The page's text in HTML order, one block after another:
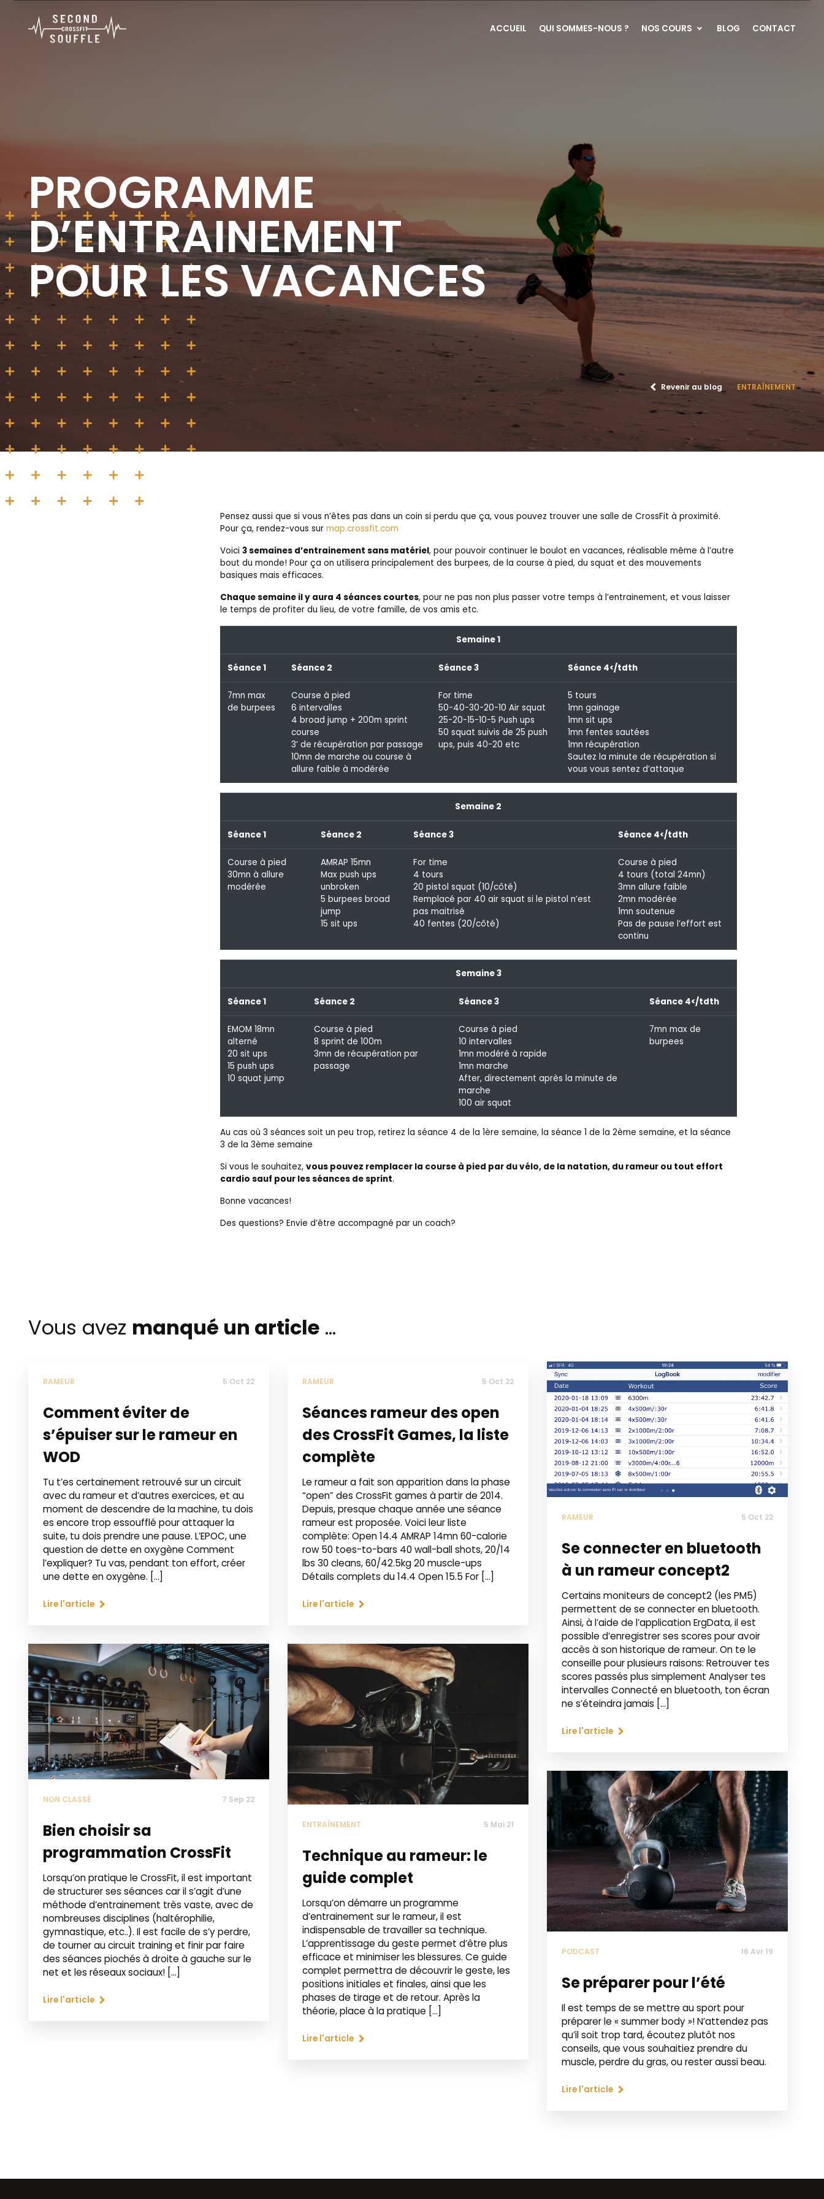
ACCUEIL QUI SOMMES-NOUS ? NOS COURS BLOG CONTACT
PROGRAMME
D’ENTRAINEMENT
POUR LES VACANCES
Revenir au blog ENTRAÎNEMENT
Pensez aussi que si vous n’êtes pas dans un coin si perdu que ça, vous pouvez trouver une salle de CrossFit à proximité.
Pour ça, rendez-vous sur map.crossfit.com
Voici 3 semaines d’entrainement sans matériel, pour pouvoir continuer le boulot en vacances, réalisable même à l’autre
bout du monde! Pour ça on utilisera principalement des burpees, de la course à pied, du squat et des mouvements
basiques mais efficaces.
Chaque semaine il y aura 4 séances courtes, pour ne pas non plus passer votre temps à l’entrainement, et vous laisser
le temps de profiter du lieu, de votre famille, de vos amis etc.
Semaine 1
Séance 1 Séance 2 Séance 3 Séance 4</tdth
7mn max
de burpees
Course à pied
6 intervalles
4 broad jump + 200m sprint
course
3’ de récupération par passage
10mn de marche ou course à
allure faible à modérée
For time
50-40-30-20-10 Air squat
25-20-15-10-5 Push ups
50 squat suivis de 25 push
ups, puis 40-20 etc
5 tours
1mn gainage
1mn sit ups
1mn fentes sautées
1mn récupération
Sautez la minute de récupération si
vous vous sentez d’attaque
Semaine 2
Séance 1 Séance 2 Séance 3 Séance 4</tdth
Course à pied
30mn à allure
modérée
AMRAP 15mn
Max push ups
unbroken
5 burpees broad
jump
15 sit ups
For time
4 tours
20 pistol squat (10/côté)
Remplacé par 40 air squat si le pistol n’est
pas maitrisé
40 fentes (20/côté)
Course à pied
4 tours (total 24mn)
3mn allure faible
2mn modérée
1mn soutenue
Pas de pause l’effort est
continu
Semaine 3
Séance 1 Séance 2 Séance 3 Séance 4</tdth
EMOM 18mn
alterné
20 sit ups
15 push ups
10 squat jump
Course à pied
8 sprint de 100m
3mn de récupération par
passage
Course à pied
10 intervalles
1mn modéré à rapide
1mn marche
After, directement après la minute de
marche
100 air squat
7mn max de
burpees
Au cas où 3 séances soit un peu trop, retirez la séance 4 de la 1ère semaine, la séance 1 de la 2ème semaine, et la séance
3 de la 3ème semaine
Si vous le souhaitez, vous pouvez remplacer la course à pied par du vélo, de la natation, du rameur ou tout effort
cardio sauf pour les séances de sprint.
Bonne vacances!
Des questions? Envie d’être accompagné par un coach?
Vous avez manqué un article ...
RAMEUR 5 Oct 22
Comment éviter de
s’épuiser sur le rameur en
WOD
Tu t’es certainement retrouvé sur un circuit
avec du rameur et d’autres exercices, et au
moment de descendre de la machine, tu dois
es encore trop essoufflé pour attaquer la
suite, tu dois prendre une pause. L’EPOC, une
question de dette en oxygène Comment
l’expliquer? Tu vas, pendant ton effort, créer
une dette en oxygène. […]
Lire l'article
RAMEUR 5 Oct 22
Séances rameur des open
des CrossFit Games, la liste
complète
Le rameur a fait son apparition dans la phase
“open” des CrossFit games à partir de 2014.
Depuis, presque chaque année une séance
rameur est proposée. Voici leur liste
complète: Open 14.4 AMRAP 14mn 60-calorie
row 50 toes-to-bars 40 wall-ball shots, 20/14
lbs 30 cleans, 60/42.5kg 20 muscle-ups
Détails complets du 14.4 Open 15.5 For […]
Lire l'article
RAMEUR 5 Oct 22
Se connecter en bluetooth
à un rameur concept2
Certains moniteurs de concept2 (les PM5)
permettent de se connecter en bluetooth.
Ainsi, à l’aide de l’application ErgData, il est
possible d’enregistrer ses scores pour avoir
accès à son historique de rameur. On te le
conseille pour plusieurs raisons: Retrouver tes
scores passés plus simplement Analyser tes
intervalles Connecté en bluetooth, ton écran
ne s’éteindra jamais […]
Lire l'article
NON CLASSÉ 7 Sep 22
Bien choisir sa
programmation CrossFit
Lorsqu’on pratique le CrossFit, il est important
de structurer ses séances car il s’agit d’une
méthode d’entrainement très vaste, avec de
nombreuses disciplines (haltérophilie,
gymnastique, etc..). Il est facile de s’y perdre,
de tourner au circuit training et finir par faire
des séances piochés à droite à gauche sur le
net et les réseaux sociaux! […]
Lire l'article
ENTRAÎNEMENT 5 Mai 21
Technique au rameur: le
guide complet
Lorsqu’on démarre un programme
d’entrainement sur le rameur, il est
indispensable de travailler sa technique.
L’apprentissage du geste permet d’être plus
efficace et minimiser les blessures. Ce guide
complet permettra de découvrir le geste, les
positions initiales et finales, ainsi que les
phases de tirage et de retour. Après la
théorie, place à la pratique […]
Lire l'article
PODCAST 16 Avr 19
Se préparer pour l’été
Il est temps de se mettre au sport pour
préparer le « summer body »! N’attendez pas
qu’il soit trop tard, écoutez plutôt nos
conseils, que vous souhaitiez prendre du
muscle, perdre du gras, ou rester aussi beau.
Lire l'article